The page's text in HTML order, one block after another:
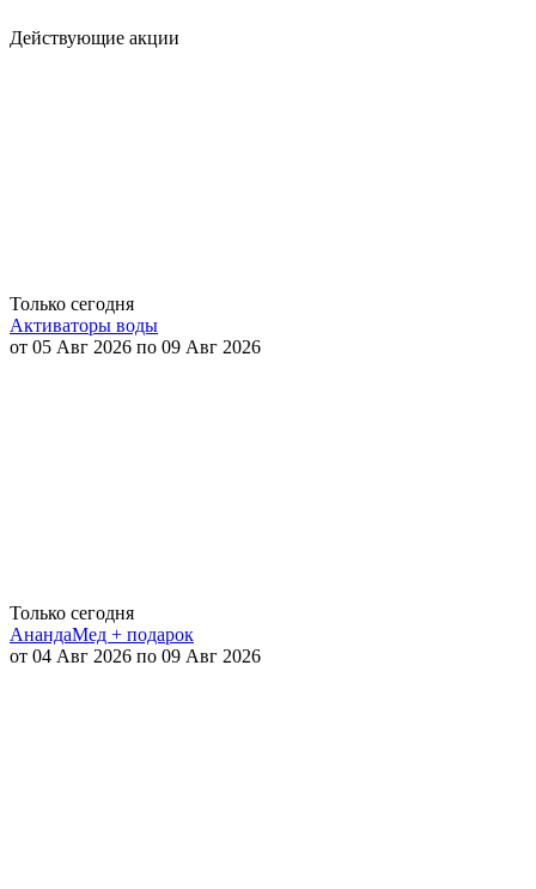
Действующие акции
Только сегодня
Активаторы воды
от 05 Авг 2026 по 09 Авг 2026
Только сегодня
АнандаМед + подарок
от 04 Авг 2026 по 09 Авг 2026